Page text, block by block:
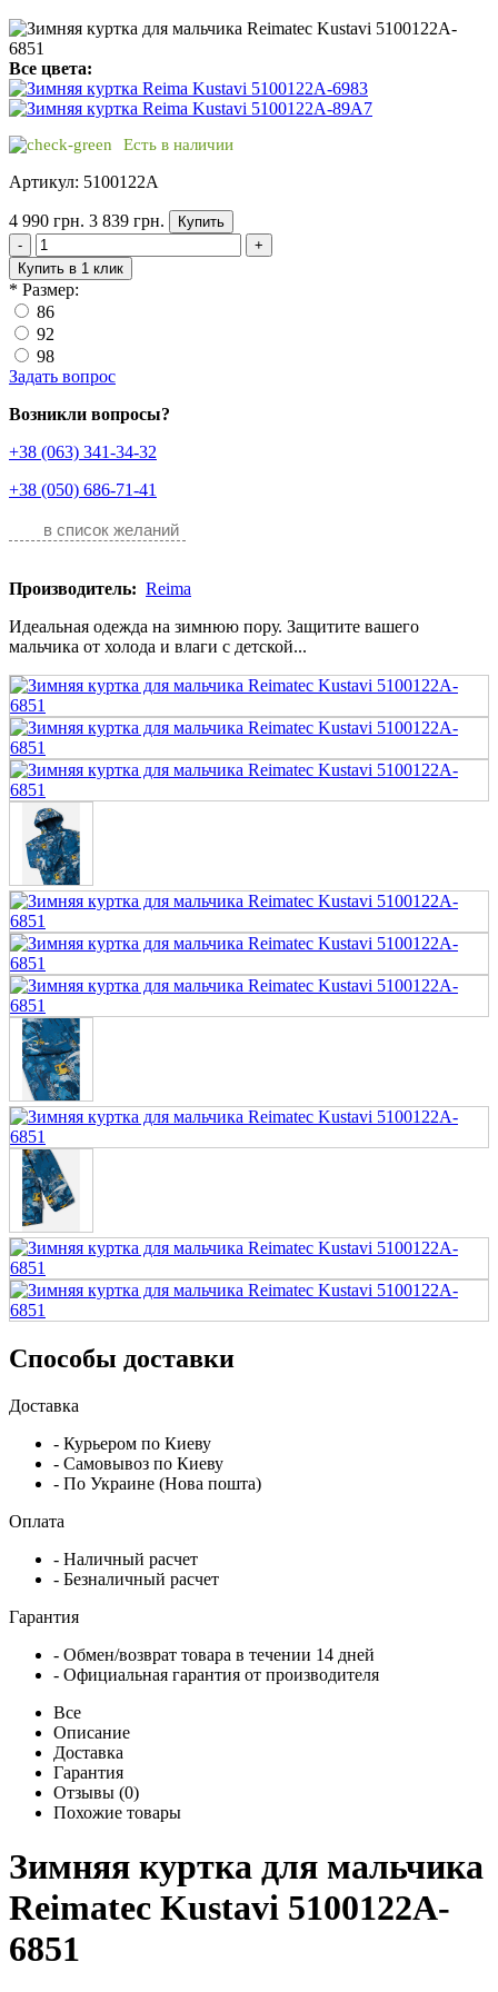
Все цвета:
Есть в наличии
Артикул: 5100122A
4 990 грн. 3 839 грн.
Купить
-
+
Купить в 1 клик
* Размер:
86
92
98
Задать вопрос
Возникли вопросы?
+38 (063) 341-34-32
+38 (050) 686-71-41
в список желаний
Производитель: Reima
Идеальная одежда на зимнюю пору. Защитите вашего
мальчика от холода и влаги с детской...
Способы доставки
Доставка
- Курьером по Киеву
- Самовывоз по Киеву
- По Украине (Нова пошта)
Оплата
- Наличный расчет
- Безналичный расчет
Гарантия
- Обмен/возврат товара в течении 14 дней
- Официальная гарантия от производителя
Все
Описание
Доставка
Гарантия
Отзывы (0)
Похожие товары
Зимняя куртка для мальчика
Reimatec Kustavi 5100122A-
6851